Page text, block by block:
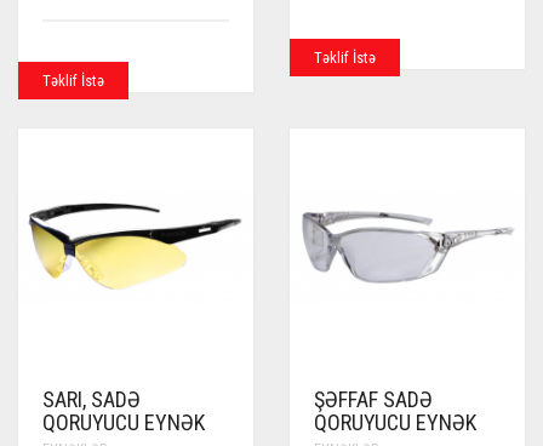
Təklif İstə
Təklif İstə
SARI, SADƏ
QORUYUCU EYNƏK
ŞƏFFAF SADƏ
QORUYUCU EYNƏK